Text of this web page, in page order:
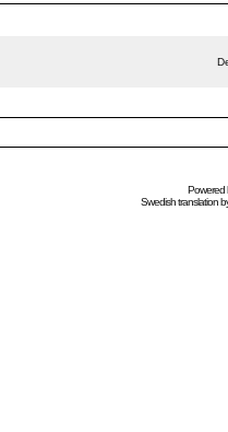
Powered
Swedishtranslation